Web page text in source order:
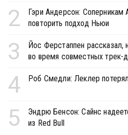
2
Гэри Андерсон:
повторить подход Ньюи
3
Йос Ферстаппен рассказал,
во время совместных трек-
4 Роб Смедли: Леклер
5
Эндрю Бенсон: Сайнс
из Red Bull